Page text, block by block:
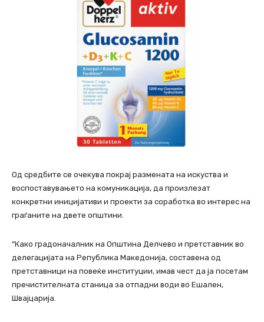
Од средбите се очекува покрај размената на искуства и
воспоставувањето на комуникација, да произлезат
конкретни иницијативи и проекти за соработка во интерес на
граѓаните на двете општини.
“Како градоначалник на Општина Делчево и претставник во
делегацијата на Република Македонија, составена од
претставници на повеќе институции, имав чест да ја посетам
пречистителната станица за отпадни води во Ешален,
Швајцарија.